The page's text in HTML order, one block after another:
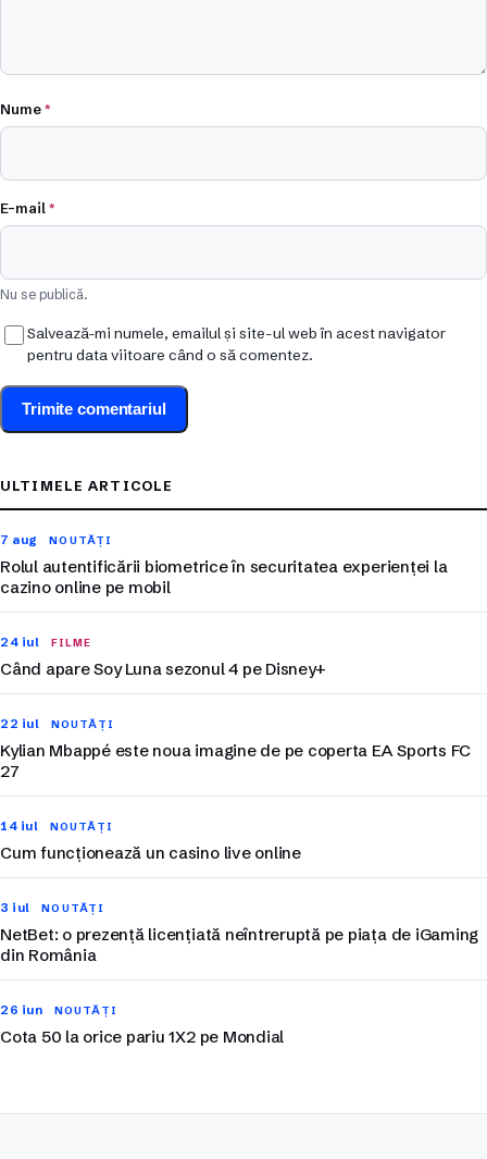
Nume*
E-mail*
Nu se publică.
Salvează-mi numele, emailul și site-ul web în acest navigator
pentru data viitoare când o să comentez.
ULTIMELE ARTICOLE
7 aug NOUTĂȚI
Rolul autentificării biometrice în securitatea experienței la
cazino online pe mobil
24 iul FILME
Când apare Soy Luna sezonul 4 pe Disney+
22 iul NOUTĂȚI
Kylian Mbappé este noua imagine de pe coperta EA Sports FC
27
14 iul NOUTĂȚI
Cum funcționează un casino live online
3 iul NOUTĂȚI
NetBet: o prezență licențiată neîntreruptă pe piața de iGaming
din România
26 iun NOUTĂȚI
Cota 50 la orice pariu 1X2 pe Mondial